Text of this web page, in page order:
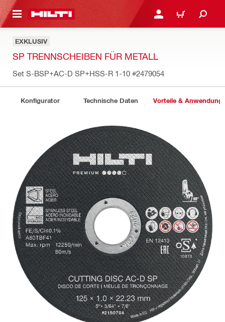
ANMELDEN ODER
WARENKORB
EXKLUSIV
SP TRENNSCHEIBEN FÜR METALL
Set S-BSP+AC-D SP+HSS-R 1-10 #2479054
Konfigurator Technische Daten Vorteile &